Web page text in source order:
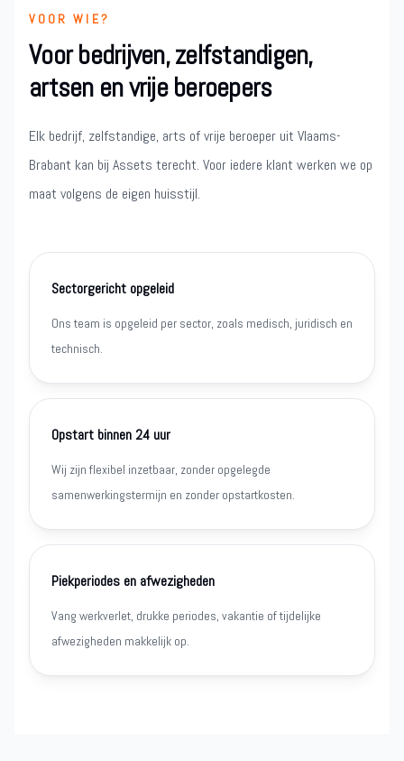
VOOR WIE?
Voor bedrijven, zelfstandigen,
artsen en vrije beroepers
Elk bedrijf, zelfstandige, arts of vrije beroeper uit Vlaams-
Brabant kan bij Assets terecht. Voor iedere klant werken we op
maat volgens de eigen huisstijl.
Sectorgericht opgeleid
Ons team is opgeleid per sector, zoals medisch, juridisch en
technisch.
Opstart binnen 24 uur
Wij zijn flexibel inzetbaar, zonder opgelegde
samenwerkingstermijn en zonder opstartkosten.
Piekperiodes en afwezigheden
Vang werkverlet, drukke periodes, vakantie of tijdelijke
afwezigheden makkelijk op.